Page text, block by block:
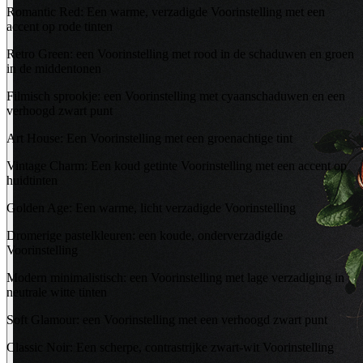
Romantic Red: Een warme, verzadigde Voorinstelling met een
accent op rode tinten
Retro Green: een Voorinstelling met rood in de schaduwen en groen
in de middentonen
Filmisch sprookje: een Voorinstelling met cyaanschaduwen en een
verhoogd zwart punt
Art House: Een Voorinstelling met een groenachtige tint
Vintage Charm: Een koud getinte Voorinstelling met een accent op
huidtinten
Golden Age: Een warme, licht verzadigde Voorinstelling
Dromerige pastelkleuren: een koude, onderverzadigde
Voorinstelling
Modern minimalistisch: een Voorinstelling met lage verzadiging in
neutrale witte tinten
Soft Glamour: een Voorinstelling met een verhoogd zwart punt
Classic Noir: Een scherpe, contrastrijke zwart-wit Voorinstelling